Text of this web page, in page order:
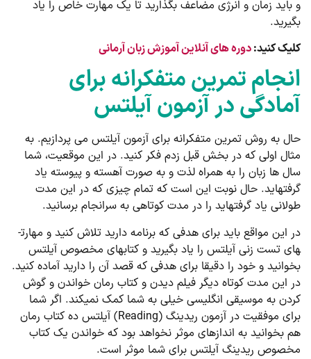
و باید زمان و انرژی مضاعف بگذارید تا یک مهارت خاص را یاد
بگیرید.
کلیک کنید:دوره های آنلاین آموزش زبان آرمانی
انجام تمرین متفکرانه برای
آمادگی در آزمون آیلتس
حال به روش تمرین متفکرانه برای آزمون آیلتس می پردازیم. به
مثال اولی که در بخش قبل زدم فکر کنید. در این موقعیت، شما
سال ها زبان را به همراه لذت و به صورت آهسته و پیوسته یاد
گرفته­اید. حال نوبت این است که تمام چیزی که در این مدت
طولانی یاد گرفته­اید را در مدت کوتاهی به سرانجام برسانید.
در این مواقع باید برای هدفی که برنامه دارید تلاش کنید و مهارت­
های تست زنی آیلتس را یاد بگیرید و کتاب­های مخصوص آیلتس
بخوانید و خود را دقیقا برای هدفی که قصد آن را دارید آماده کنید.
در این مدت کوتاه دیگر فیلم دیدن و کتاب رمان خواندن و گوش
کردن به موسیقی انگلیسی خیلی به شما کمک نمی­کند. اگر شما
برای موفقیت در آزمون ریدینگ (Reading) آیلتس ده کتاب رمان
هم بخوانید به اندازه­ای موثر نخواهد بود که خواندن یک کتاب
مخصوص ریدینگ آیلتس برای شما موثر است.